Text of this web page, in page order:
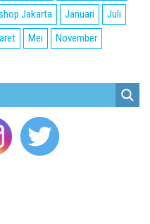
Jakarta Januari
Juli
Mei
November